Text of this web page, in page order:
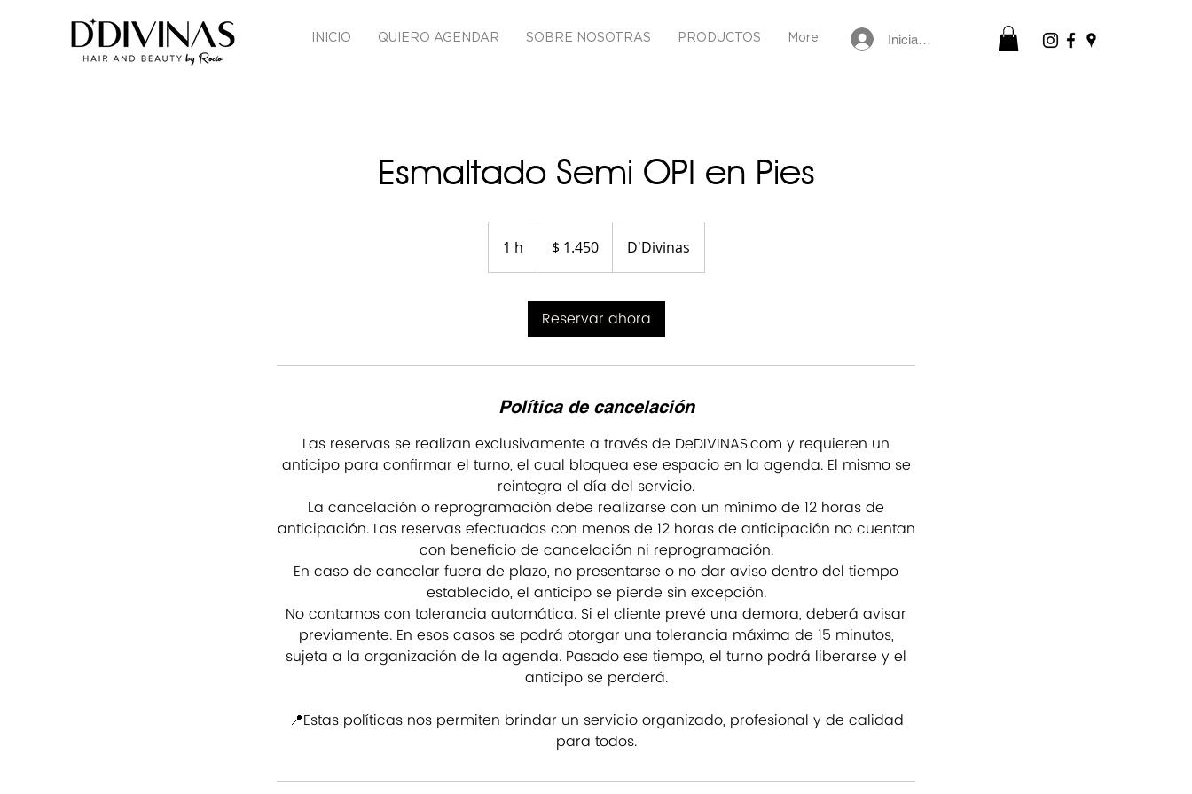
INICIO QUIERO AGENDAR SOBRE NOSOTRAS PRODUCTOS More Iniciar sesión
Esmaltado Semi OPI en Pies
1 h
uruguayos
$ 1.450 D'Divinas
Reservar ahora
Política de cancelación
Las reservas se realizan exclusivamente a través de DeDIVINAS.com y requieren un
anticipo para confirmar el turno, el cual bloquea ese espacio en la agenda. El mismo se
reintegra el día del servicio.
La cancelación o reprogramación debe realizarse con un mínimo de 12 horas de
anticipación. Las reservas efectuadas con menos de 12 horas de anticipación no cuentan
con beneficio de cancelación ni reprogramación.
En caso de cancelar fuera de plazo, no presentarse o no dar aviso dentro del tiempo
establecido, el anticipo se pierde sin excepción.
No contamos con tolerancia automática. Si el cliente prevé una demora, deberá avisar
previamente. En esos casos se podrá otorgar una tolerancia máxima de 15 minutos,
sujeta a la organización de la agenda. Pasado ese tiempo, el turno podrá liberarse y el
anticipo se perderá.
📍Estas políticas nos permiten brindar un servicio organizado, profesional y de calidad
para todos.